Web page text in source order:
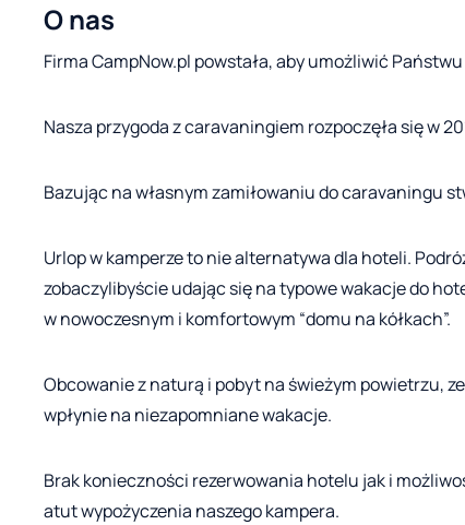
O nas
Firma CampNow.pl powstała, aby umożliwić
Nasza przygoda z caravaningiem rozpoczęła się w
Bazując na własnym zamiłowaniu do caravaningu
Urlop w kamperze to nie alternatywa dla hoteli.
zobaczylibyście udając się na typowe wakacje do
w nowoczesnym i komfortowym “domu na kółkach”.
Obcowanie z naturą i pobyt na świeżym powietrzu,
wpłynie na niezapomniane wakacje.
Brak konieczności rezerwowania hotelu jak i
atut wypożyczenia naszego kampera.